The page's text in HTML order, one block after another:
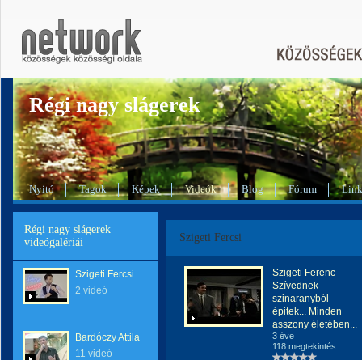
Régi nagy slágerek
Nyitó Tagok Képek Videók Blog Fórum
Régi nagy slágerek
videógalériái
Szigeti Fercsi
2 videó
Bardóczy Attila
11 videó
Szigeti Fercsi
Szigeti Ferenc
Szívednek
szinaranyból
épitek... Minden
asszony életében...
3 éve
118 megtekintés